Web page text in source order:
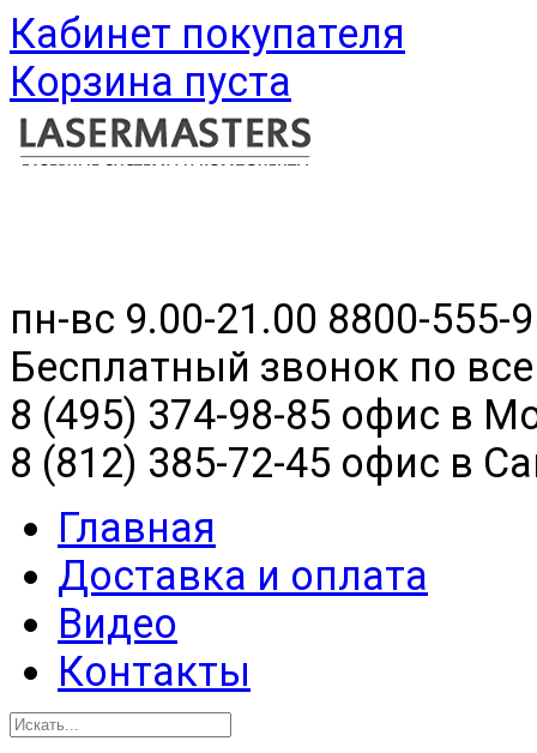
Кабинет покупателя
Корзина пуста
пн-вс 9.00-21.00 8800-555-
Бесплатный звонок по
8 (495) 374-98-85 офис в
8 (812) 385-72-45 офис в
Главная
Доставка и оплата
Видео
Контакты